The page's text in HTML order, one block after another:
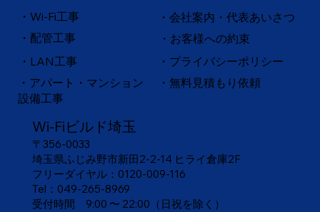
・Wi-Fi工事
・ LAN工事
・配管工事
・アパート・マンション
設備工事
・会社案内・代表あいさつ
・お客様への約束
・プライバシーポリシー
・無料見積もり依頼
Wi-Fiビルド埼玉
〒356-0033
埼玉県ふじみ野市新田2-2-14 ヒライ倉庫2F
フリーダイヤル：0120-009-116
Tel：049-265-8969
​受付時間 9:00 〜 22:00（日祝を除く）